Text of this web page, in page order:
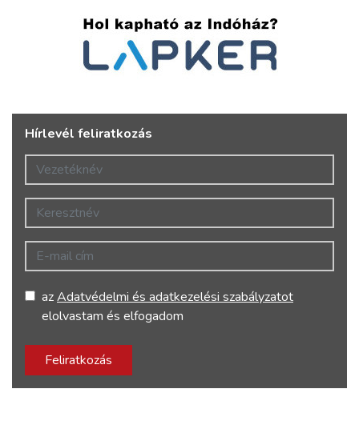
Hírlevél feliratkozás
Vezetéknév
Keresztnév
E-mail cím
azAdatvédelmi és adatkezelési szabályzatot
elolvastam és elfogadom
Feliratkozás